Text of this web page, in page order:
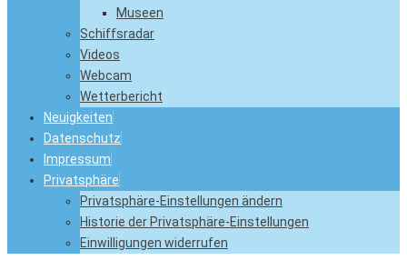
Museen
Schiffsradar
Videos
Webcam
Wetterbericht
Neuigkeiten
Datenschutz
Impressum
Privatsphäre
Privatsphäre-Einstellungen ändern
Historie der Privatsphäre-Einstellungen
Einwilligungen widerrufen